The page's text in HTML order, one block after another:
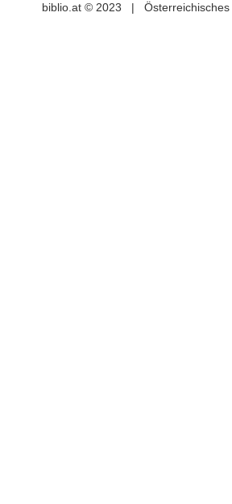
biblio.at © 2023 |